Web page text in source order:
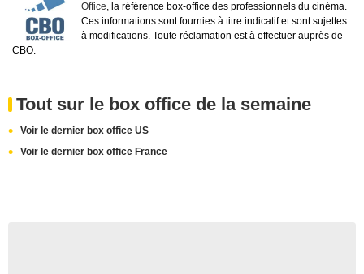
Office, la référence box-office des professionnels du cinéma.
Ces informations sont fournies à titre indicatif et sont sujettes
à modifications. Toute réclamation est à effectuer auprès de
CBO.
Tout sur le box office de la semaine
Voir le dernier box office US
Voir le dernier box office France